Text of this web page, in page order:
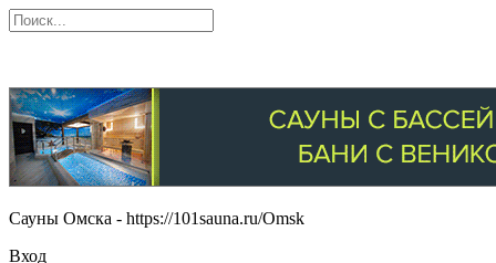
Сауны Омска - https://101sauna.ru/Omsk
Вход